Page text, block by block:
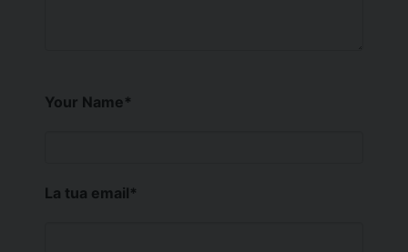
Your Name*
La tua email*